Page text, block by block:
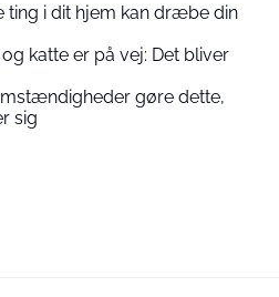
ting i dit hjem kan dræbe din
katte er på vej: Det bliver
gøre dette,
sig